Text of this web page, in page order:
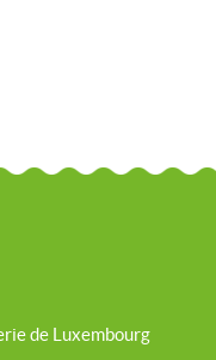
de Luxembourg